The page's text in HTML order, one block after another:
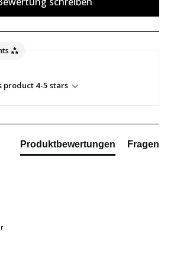
product 4-5 stars
Produktbewertungen Fragen